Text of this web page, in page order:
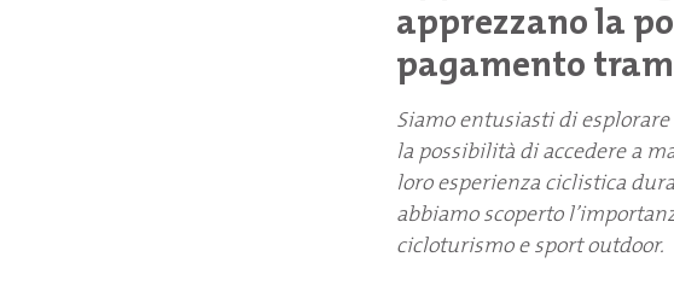
apprezzano la
pagamento
Siamo entusiasti di
la possibilità di accedere a
loro esperienza ciclistica
abbiamo scoperto
cicloturismo e sport outdoor.